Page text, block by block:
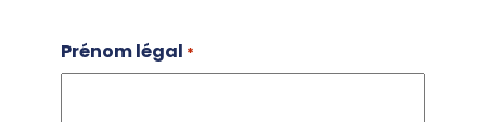
Prénom légal *